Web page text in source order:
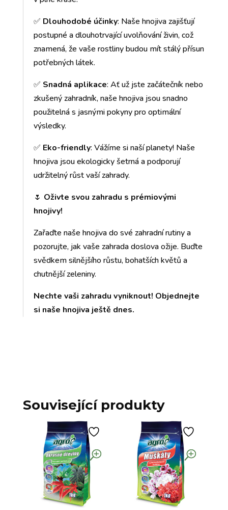
✅ Dlouhodobé účinky: Naše hnojiva zajišťují
postupné a dlouhotrvající uvolňování živin, což
znamená, že vaše rostliny budou mít stálý přísun
potřebných látek.
✅ Snadná aplikace: Ať už jste začátečník nebo
zkušený zahradník, naše hnojiva jsou snadno
použitelná s jasnými pokyny pro optimální
výsledky.
✅ Eko-friendly: Vážíme si naší planety! Naše
hnojiva jsou ekologicky šetrná a podporují
udržitelný růst vaší zahrady.
🌷 Oživte svou zahradu s prémiovými
hnojivy!
Zařaďte naše hnojiva do své zahradní rutiny a
pozorujte, jak vaše zahrada doslova ožije. Buďte
svědkem silnějšího růstu, bohatších květů a
chutnější zeleniny.
Nechte vaši zahradu vyniknout! Objednejte
si naše hnojiva ještě dnes.
Související produkty